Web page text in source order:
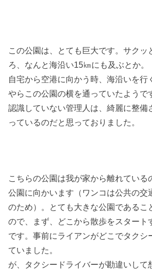
この公園は、とても巨大です。サクッ
ろ、なんと海沿い15㎞にも及ぶとか。
自宅から空港に向かう時、海沿いを行
やらこの公園の横を通っていたようで
認識していない管理人は、綺麗に整備
っているのだと思っておりました。
こちらの公園は我が家から離れている
公園に向かいます（ワンコは公共の交
のため）。とても大きな公園であるこ
ので、まず、どこから散歩をスタート
です。事前にライアンがどこでタクシ
ていました。
が、タクシードライバーが勘違いして